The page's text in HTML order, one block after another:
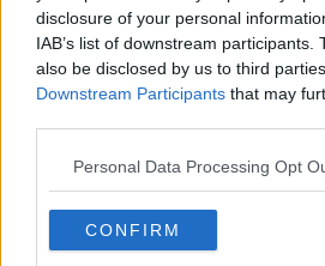
disclosure of your personal
IAB’s list of downstream participants.
also be disclosed by us to third
Downstream Participants that may
Personal Data Processing Opt
CONFIRM